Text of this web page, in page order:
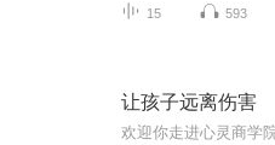
15 593
让孩子远离伤害